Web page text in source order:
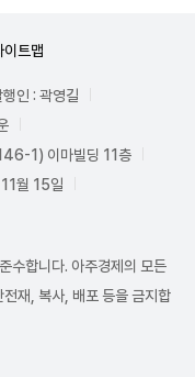
이트맵
행인 : 곽영길
1) 이마빌딩 11층
월 15일
수합니다. 아주경제의 모든
재, 복사, 배포 등을 금지합